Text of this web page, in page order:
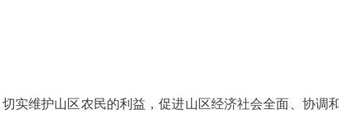
实维护山区农民的利益，促进山区经济社会全面、协调